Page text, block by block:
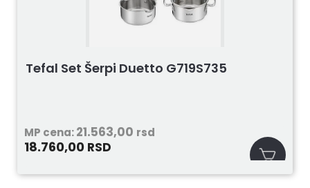
Tefal Set Šerpi Duetto G719S735
MP cena:21.563,00 rsd
18.760,00 RSD